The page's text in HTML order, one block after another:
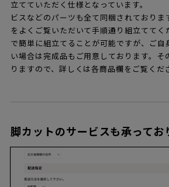
立てていただく仕様となっています。
ビスなどのパーツも全て同梱されておりま
をよくご覧いただいて手順通り組立ててく
で簡単に組立てることが可能ですが、ご自
い場合は完成品もご用意しております。そ
りますので、詳しくは各商品欄をご覧くだ
脚カットのサービスも承ってお